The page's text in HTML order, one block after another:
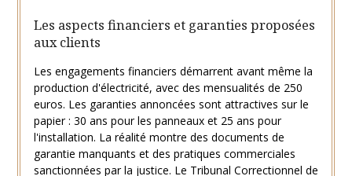
Les aspects financiers et garanties proposées
aux clients
Les engagements financiers démarrent avant même la
production d'électricité, avec des mensualités de 250
euros. Les garanties annoncées sont attractives sur le
papier : 30 ans pour les panneaux et 25 ans pour
l'installation. La réalité montre des documents de
garantie manquants et des pratiques commerciales
sanctionnées par la justice. Le Tribunal Correctionnel de